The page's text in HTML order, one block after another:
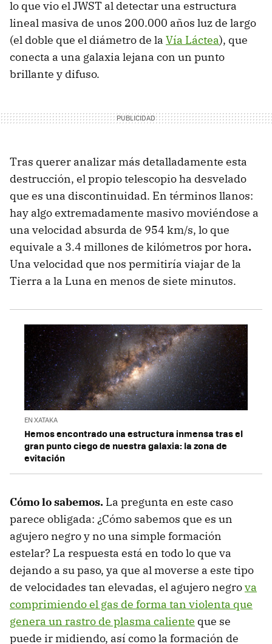
lo que vio el JWST al detectar una estructura
lineal masiva de unos 200.000 años luz de largo
(el doble que el diámetro de la Vía Láctea), que
conecta a una galaxia lejana con un punto
brillante y difuso.
Tras querer analizar más detalladamente esta
destrucción, el propio telescopio ha desvelado
que es una discontinuidad. En términos llanos:
hay algo extremadamente masivo moviéndose a
una velocidad absurda de 954 km/s, lo que
equivale a 3.4 millones de kilómetros por hora.
Una velocidad que nos permitiría viajar de la
Tierra a la Luna en menos de siete minutos.
EN XATAKA
Hemos encontrado una estructura inmensa tras el
gran punto ciego de nuestra galaxia: la zona de
evitación
Cómo lo sabemos. La pregunta en este caso
parece obligada: ¿Cómo sabemos que es un
agujero negro y no una simple formación
estelar? La respuesta está en todo lo que va
dejando a su paso, ya que al moverse a este tipo
de velocidades tan elevadas, el agujero negrova
comprimiendo el gas de forma tan violenta que
genera un rastro de plasma caliente que se
puede ir midiendo, así como la formación de